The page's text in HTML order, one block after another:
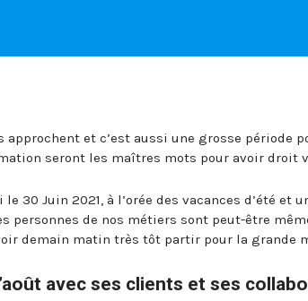
approchent et c’est aussi une grosse période
seront les maîtres mots pour avoir droit
30 Juin 2021, à l’orée des vacances d’été et
personnes de nos métiers sont peut-être
demain matin très tôt partir pour la grande
avec ses clients et ses